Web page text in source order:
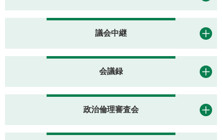
議会中継
会議録
政治倫理審査会